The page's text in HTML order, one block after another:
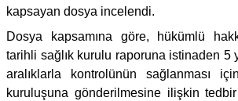
kapsayan dosya incelendi.
Dosya kapsamına göre, hükümlü
tarihli sağlık kurulu raporuna istinaden 5
aralıklarla kontrolünün sağlanması
kuruluşuna gönderilmesine ilişkin